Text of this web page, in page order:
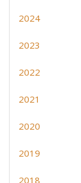
2024
2023
2022
2021
2020
2019
2018